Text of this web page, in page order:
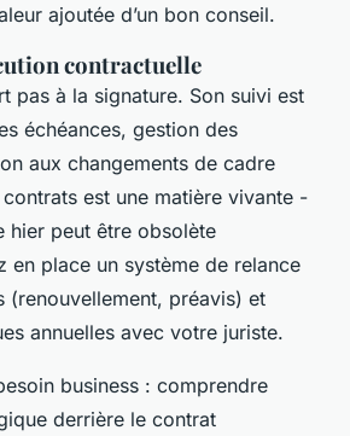
ajoutée d’un bon conseil.
contractuelle
pas à la signature. Son suivi est
échéances, gestion des
aux changements de cadre
est une matière vivante -
hier peut être obsolète
en place un système de relance
(renouvellement, préavis) et
annuelles avec votre juriste.
business : comprendre
derrière le contrat